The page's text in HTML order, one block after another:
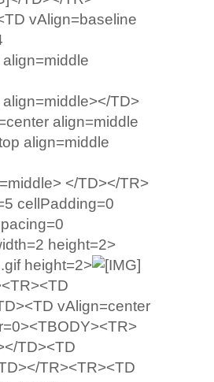
vAlign=baseline
</TD>
align=middle
align=middle
</TD></TR>
cellPadding=0
height=2>
height=2>
vAlign=center
TD><TD
TR><TR><TD